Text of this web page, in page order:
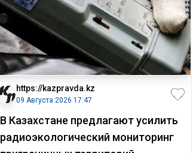
https://kazpravda.kz
09 Августа 2026 17:47
В Казахстане предлагают усилить
радиоэкологический мониторинг